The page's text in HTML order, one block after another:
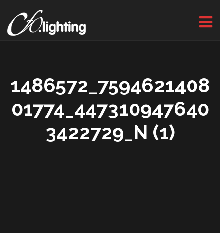
1486572_7594621408
01774_447310947640
3422729_N (1)